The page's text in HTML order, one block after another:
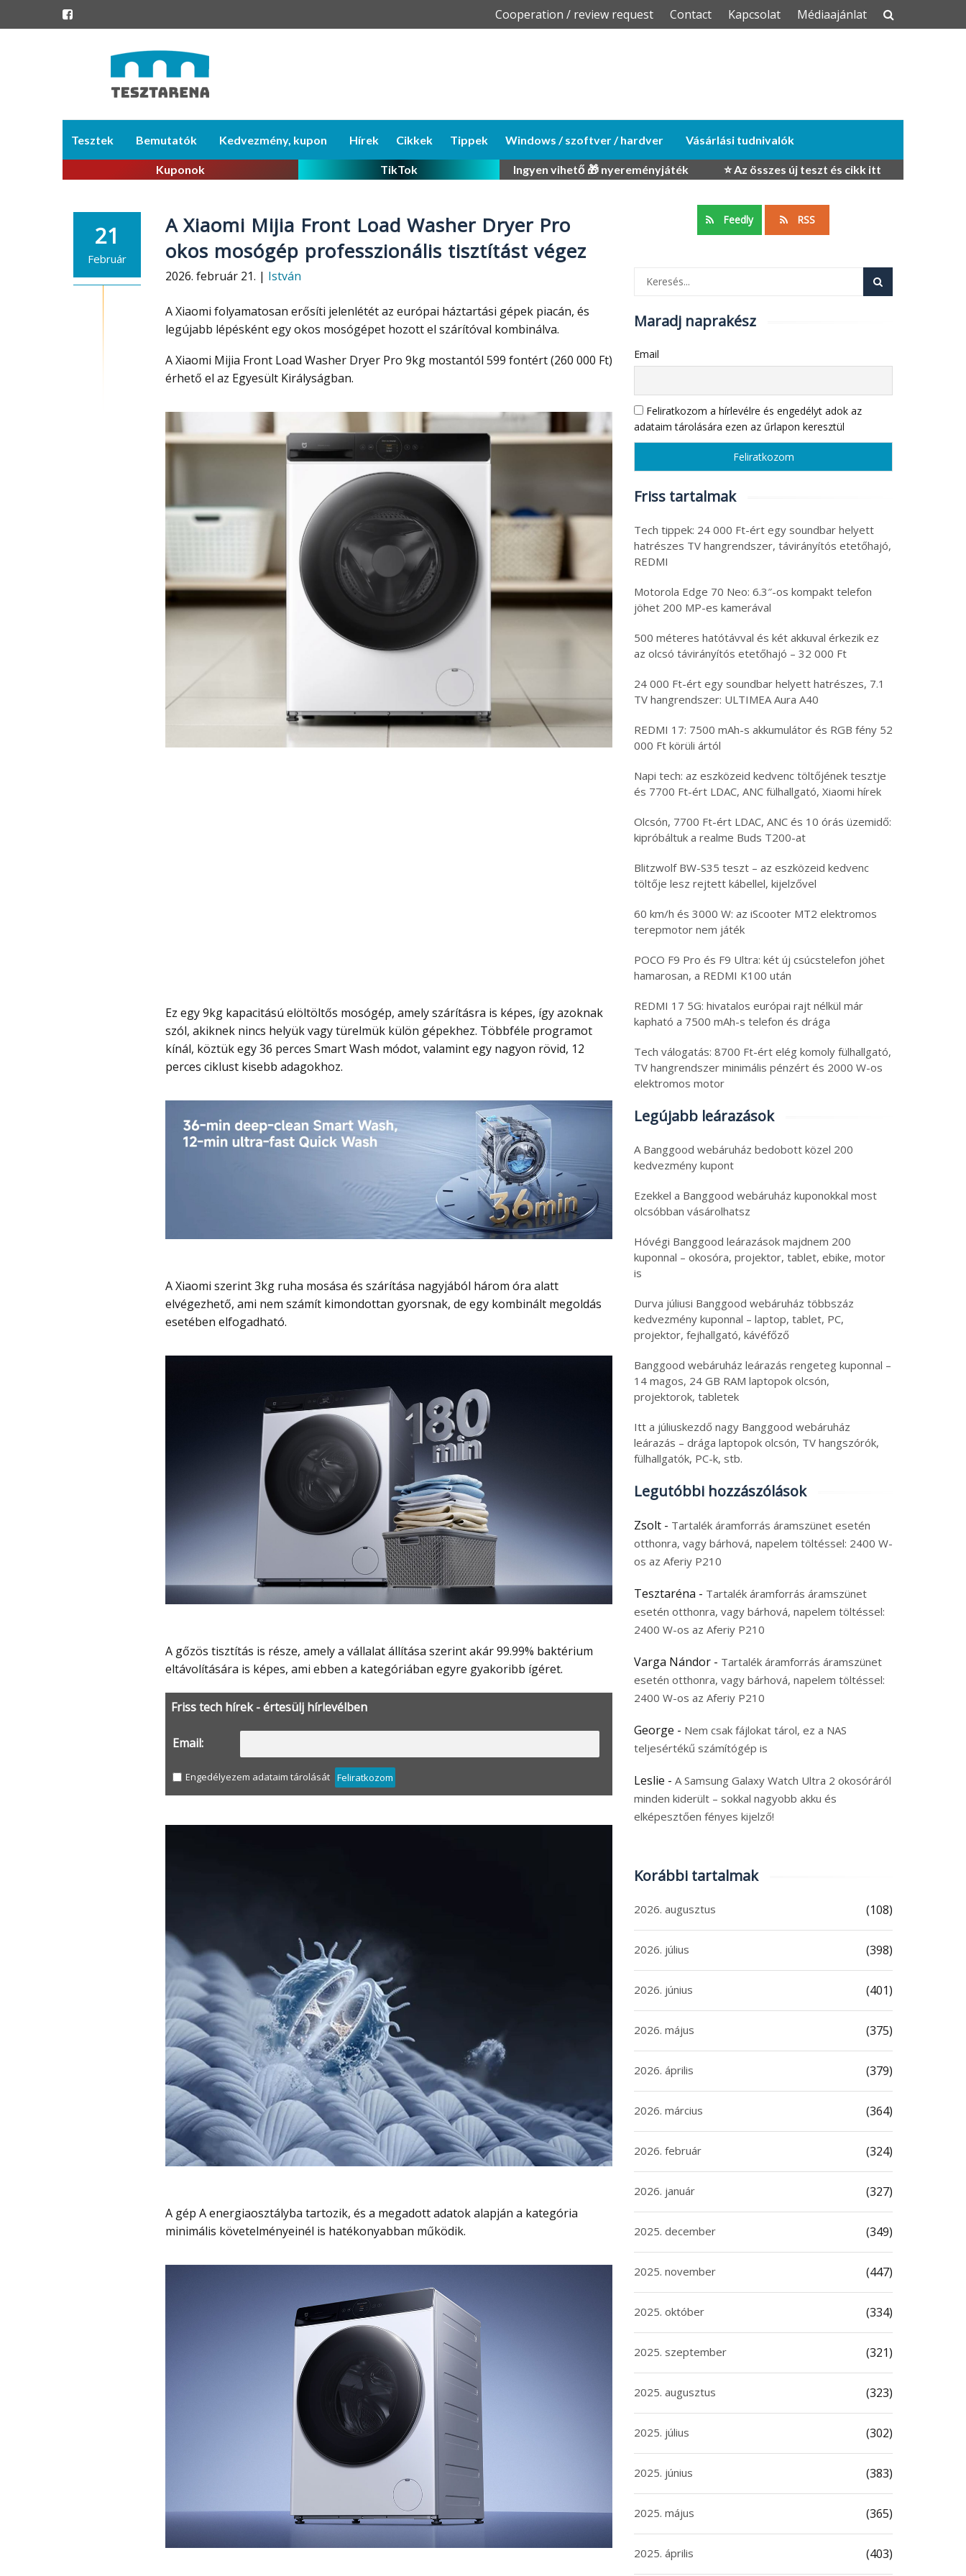
Skip
Cooperation / review request Contact Kapcsolat Médiaajánlat
content
Tesztek Bemutatók Kedvezmény, kupon Hírek Cikkek Tippek Windows / szoftver / hardver Vásárlási tudnivalók
Kuponok TikTok Ingyen vihető 🎁 nyereményjáték ⭐ Az összes új teszt és cikk itt
21
Február
A Xiaomi Mijia Front Load Washer Dryer Pro
okos mosógép professzionális tisztítást végez
2026. február 21. | István
A Xiaomi folyamatosan erősíti jelenlétét az európai háztartási gépek piacán, és
legújabb lépésként egy okos mosógépet hozott el szárítóval kombinálva.
A Xiaomi Mijia Front Load Washer Dryer Pro 9kg mostantól 599 fontért (260 000 Ft)
érhető el az Egyesült Királyságban.
Ez egy 9kg kapacitású elöltöltős mosógép, amely szárításra is képes, így azoknak
szól, akiknek nincs helyük vagy türelmük külön gépekhez. Többféle programot
kínál, köztük egy 36 perces Smart Wash módot, valamint egy nagyon rövid, 12
perces ciklust kisebb adagokhoz.
A Xiaomi szerint 3kg ruha mosása és szárítása nagyjából három óra alatt
elvégezhető, ami nem számít kimondottan gyorsnak, de egy kombinált megoldás
esetében elfogadható.
A gőzös tisztítás is része, amely a vállalat állítása szerint akár 99.99% baktérium
eltávolítására is képes, ami ebben a kategóriában egyre gyakoribb ígéret.
Friss tech hírek - értesülj hírlevélben
Email:
Engedélyezem adataim tárolását Feliratkozom
A gép A energiaosztályba tartozik, és a megadott adatok alapján a kategória
minimális követelményeinél is hatékonyabban működik.
Feedly RSS
Maradj naprakész
Email
Feliratkozom a hírlevélre és engedélyt adok az
adataim tárolására ezen az űrlapon keresztül
Friss tartalmak
Tech tippek: 24 000 Ft-ért egy soundbar helyett
hatrészes TV hangrendszer, távirányítós etetőhajó,
REDMI
Motorola Edge 70 Neo: 6.3″-os kompakt telefon
jöhet 200 MP-es kamerával
500 méteres hatótávval és két akkuval érkezik ez
az olcsó távirányítós etetőhajó – 32 000 Ft
24 000 Ft-ért egy soundbar helyett hatrészes, 7.1
TV hangrendszer: ULTIMEA Aura A40
REDMI 17: 7500 mAh-s akkumulátor és RGB fény 52
000 Ft körüli ártól
Napi tech: az eszközeid kedvenc töltőjének tesztje
és 7700 Ft-ért LDAC, ANC fülhallgató, Xiaomi hírek
Olcsón, 7700 Ft-ért LDAC, ANC és 10 órás üzemidő:
kipróbáltuk a realme Buds T200-at
Blitzwolf BW-S35 teszt – az eszközeid kedvenc
töltője lesz rejtett kábellel, kijelzővel
60 km/h és 3000 W: az iScooter MT2 elektromos
terepmotor nem játék
POCO F9 Pro és F9 Ultra: két új csúcstelefon jöhet
hamarosan, a REDMI K100 után
REDMI 17 5G: hivatalos európai rajt nélkül már
kapható a 7500 mAh-s telefon és drága
Tech válogatás: 8700 Ft-ért elég komoly fülhallgató,
TV hangrendszer minimális pénzért és 2000 W-os
elektromos motor
Legújabb leárazások
A Banggood webáruház bedobott közel 200
kedvezmény kupont
Ezekkel a Banggood webáruház kuponokkal most
olcsóbban vásárolhatsz
Hóvégi Banggood leárazások majdnem 200
kuponnal – okosóra, projektor, tablet, ebike, motor
is
Durva júliusi Banggood webáruház többszáz
kedvezmény kuponnal – laptop, tablet, PC,
projektor, fejhallgató, kávéfőző
Banggood webáruház leárazás rengeteg kuponnal –
14 magos, 24 GB RAM laptopok olcsón,
projektorok, tabletek
Itt a júliuskezdő nagy Banggood webáruház
leárazás – drága laptopok olcsón, TV hangszórók,
fülhallgatók, PC-k, stb.
Legutóbbi hozzászólások
Zsolt - Tartalék áramforrás áramszünet esetén
otthonra, vagy bárhová, napelem töltéssel: 2400 W-
os az Aferiy P210
Tesztaréna - Tartalék áramforrás áramszünet
esetén otthonra, vagy bárhová, napelem töltéssel:
2400 W-os az Aferiy P210
Varga Nándor - Tartalék áramforrás áramszünet
esetén otthonra, vagy bárhová, napelem töltéssel:
2400 W-os az Aferiy P210
George - Nem csak fájlokat tárol, ez a NAS
teljesértékű számítógép is
Leslie - A Samsung Galaxy Watch Ultra 2 okosóráról
minden kiderült – sokkal nagyobb akku és
elképesztően fényes kijelző!
Korábbi tartalmak
2026. augusztus (108)
2026. július (398)
2026. június (401)
2026. május (375)
2026. április (379)
2026. március (364)
2026. február (324)
2026. január (327)
2025. december (349)
2025. november (447)
2025. október (334)
2025. szeptember (321)
2025. augusztus (323)
2025. július (302)
2025. június (383)
2025. május (365)
2025. április (403)